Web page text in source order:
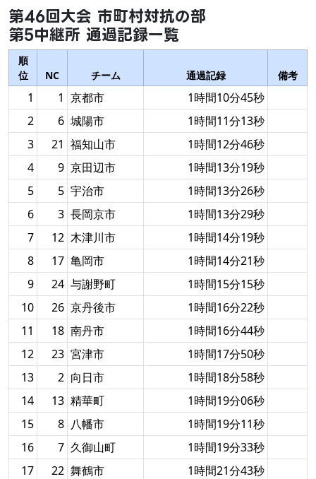
第46回大会 市町村対抗の部
第5中継所 通過記録一覧
順
位
NC チーム 通過記録 備考
1 1 京都市
1時間10分45秒
2
6 城陽市
1時間11分13秒
3
21 福知山市
1時間12分46秒
4
9 京田辺市
1時間13分19秒
5
5 宇治市
1時間13分26秒
6
3 長岡京市
1時間13分29秒
7
12 木津川市
1時間14分19秒
8
17 亀岡市
1時間14分21秒
9
24 与謝野町
1時間15分15秒
10
26 京丹後市
1時間16分22秒
11
18 南丹市
1時間16分44秒
12
23 宮津市
1時間17分50秒
13
2 向日市
1時間18分58秒
14
13 精華町
1時間19分06秒
15
8 八幡市
1時間19分11秒
16
7 久御山町
1時間19分33秒
17
22 舞鶴市
1時間21分43秒